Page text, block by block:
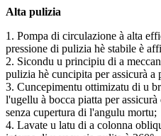
Alta pulizia
1. Pompa di circulazione à alta
pressione di pulizia hè stabile è
2. Sicondu u principiu di a
pulizia hè cuncipita per assicurà
3. Cuncepimentu ottimizatu di u
l'ugellu à bocca piatta per
senza cupertura di l'angulu mortu;
4. Lavate u latu di a colonna